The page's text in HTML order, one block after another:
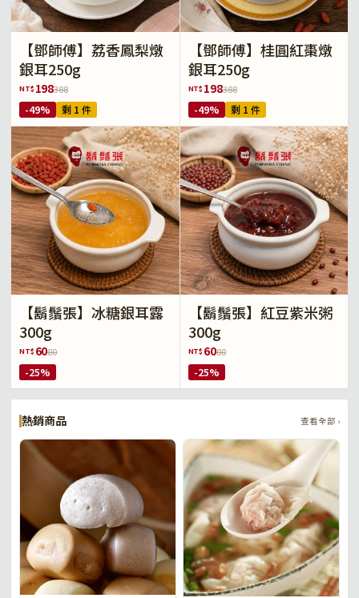
【鄧師傅】荔香鳳梨燉
銀耳250g
NT$ 198388
-49% 剩 1 件
【鄧師傅】桂圓紅棗燉
銀耳250g
NT$ 198388
-49% 剩 1 件
【鬍鬚張】冰糖銀耳露
300g
NT$ 6080
-25%
【鬍鬚張】紅豆紫米粥
300g
NT$ 6080
-25%
熱銷商品 查看全部 ›